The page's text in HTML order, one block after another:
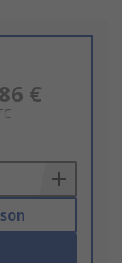
€